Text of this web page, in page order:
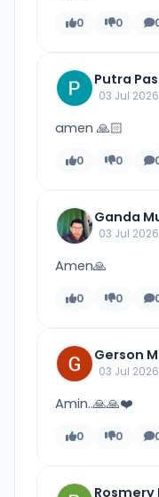
0 0
Putra
03 Jul
amen 🙏🏻
0 0
Ganda
03 Jul
Amen🙏
0 0
Gerson
03 Jul
Amin..🙏🙏❤️
0 0
Rosmery